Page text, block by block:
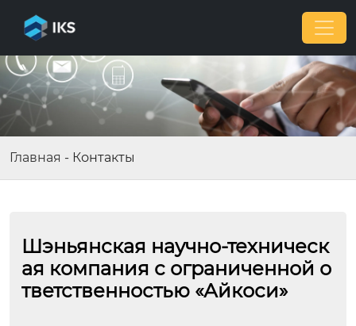
Главная - Контакты
Шэньянская научно-техническ
ая компания с ограниченной о
тветственностью «Айкоси»